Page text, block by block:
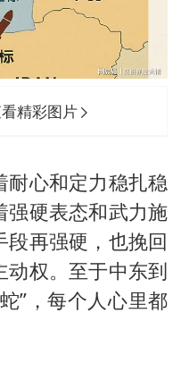
精彩图片
耐心和定力稳扎稳
强硬表态和武力施
段再强硬，也挽回
动权。至于中东到
”，每个人心里都